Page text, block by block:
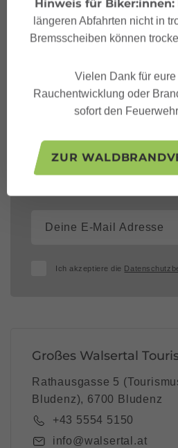
Dein
Ich akzeptiere die
Großes Walsertal
Rathausgasse 5
Bludenz), 6700 Bludenz
+43 5554 5150
info@walsertal.at
Hinweis für Biker:innen:
längeren Abfahrten nicht in
Bremsscheiben können
Vielen Dank für
Rauchentwicklung oder
sofort den
ZUR